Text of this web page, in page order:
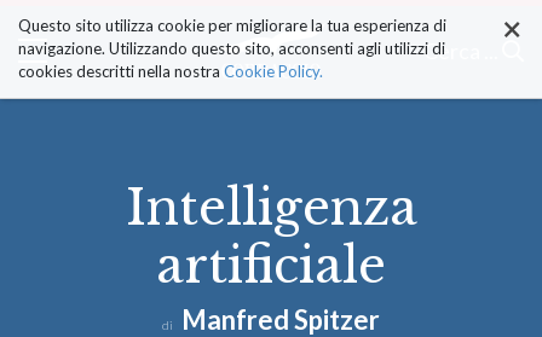
ai
contenuti.
|
Salta
Cerca ... ×
Questo sito utilizza cookie per migliorare la tua esperienza di
navigazione. Utilizzando questo sito, acconsenti agli utilizzi di
cookies descritti nella nostra Cookie Policy.
Intelligenza
artificiale
di Manfred Spitzer